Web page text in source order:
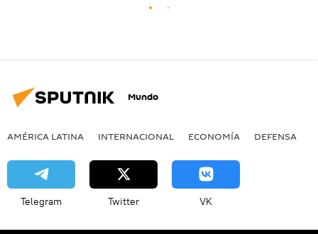
Mundo
AMÉRICA LATINA INTERNACIONAL ECONOMÍA DEFENSA
Telegram Twitter VK